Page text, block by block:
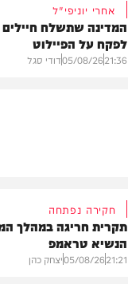
אחרי יוניפי"ל
המדינה שתשלח חיילים
לפקח על הפיילוט
21:36
05/08/26דודי סגל
חקירה נפתחה
תקרית חריגה במהלך
הנשיא טראמפ
21:21
05/08/26יצחק כהן